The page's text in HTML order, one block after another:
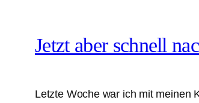
Jetzt aber schnell
Letzte Woche war ich mit meinen